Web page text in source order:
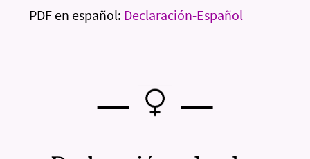
PDF en español: Declaración-Español
— —